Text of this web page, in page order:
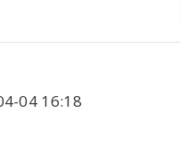
04 16:18